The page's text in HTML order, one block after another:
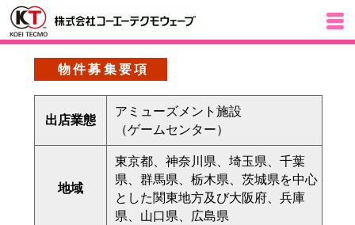
物件募集要項
出店業態
アミューズメント施設
（ゲームセンター）
地域
東京都、神奈川県、埼玉県、千葉
県、群馬県、栃木県、茨城県を中心
とした関東地方及び大阪府、兵庫
県、山口県、広島県